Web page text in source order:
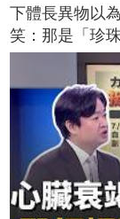
下體長異物以
笑：那是「珍